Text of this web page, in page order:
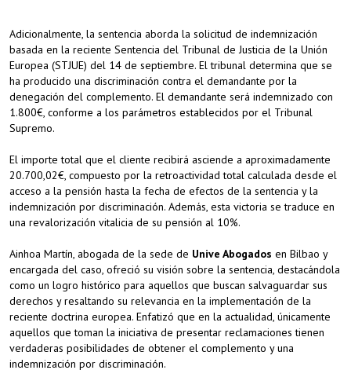
Adicionalmente, la sentencia aborda la solicitud de indemnización
basada en la reciente Sentencia del Tribunal de Justicia de la Unión
Europea (STJUE) del 14 de septiembre. El tribunal determina que se
ha producido una discriminación contra el demandante por la
denegación del complemento. El demandante será indemnizado con
1.800€, conforme a los parámetros establecidos por el Tribunal
Supremo.
El importe total que el cliente recibirá asciende a aproximadamente
20.700,02€, compuesto por la retroactividad total calculada desde el
acceso a la pensión hasta la fecha de efectos de la sentencia y la
indemnización por discriminación. Además, esta victoria se traduce en
una revalorización vitalicia de su pensión al 10%.
Ainhoa Martín, abogada de la sede de Unive Abogados en Bilbao y
encargada del caso, ofreció su visión sobre la sentencia, destacándola
como un logro histórico para aquellos que buscan salvaguardar sus
derechos y resaltando su relevancia en la implementación de la
reciente doctrina europea. Enfatizó que en la actualidad, únicamente
aquellos que toman la iniciativa de presentar reclamaciones tienen
verdaderas posibilidades de obtener el complemento y una
indemnización por discriminación.